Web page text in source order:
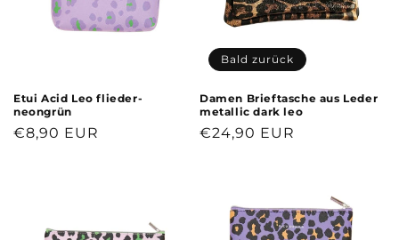
Etui Acid Leo flieder-
neongrün
Normaler
€8,90 EUR
Bald zurück
Damen Brieftasche aus Leder
metallic dark leo
Normaler
€24,90 EUR